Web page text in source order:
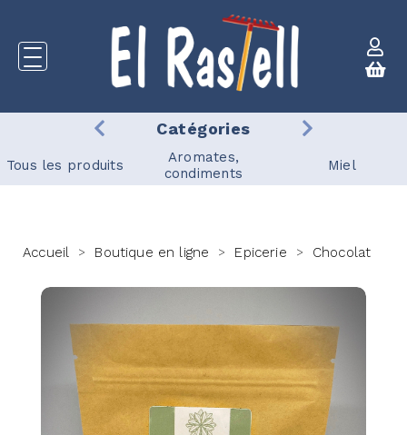
Catégories
Tous les produits
Aromates,
condiments
Miel
Accueil > Boutique en ligne > Epicerie > Chocolat